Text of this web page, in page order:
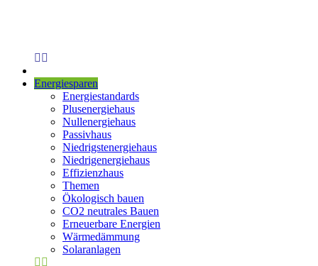
Energiesparen
Energiestandards
Plusenergiehaus
Nullenergiehaus
Passivhaus
Niedrigstenergiehaus
Niedrigenergiehaus
Effizienzhaus
Themen
Ökologisch bauen
CO2 neutrales Bauen
Erneuerbare Energien
Wärmedämmung
Solaranlagen